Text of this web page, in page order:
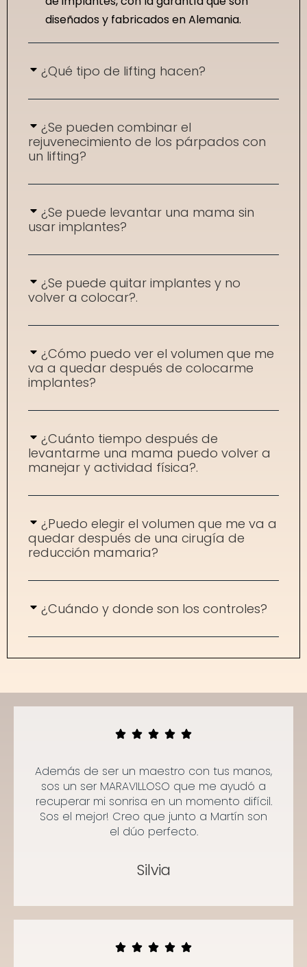
diseñados y fabricados en Alemania.
¿Qué tipo de lifting hacen?
¿Se pueden combinar el
rejuvenecimiento de los párpados con
un lifting?
¿Se puede levantar una mama sin
usar implantes?
¿Se puede quitar implantes y no
volver a colocar?.
¿Cómo puedo ver el volumen que me
va a quedar después de colocarme
implantes?
¿Cuánto tiempo después de
levantarme una mama puedo volver a
manejar y actividad física?.
¿Puedo elegir el volumen que me va a
quedar después de una cirugía de
reducción mamaria?
¿Cuándo y donde son los controles?
Además de ser un maestro con tus manos,
sos un ser MARAVILLOSO que me ayudó a
recuperar mi sonrisa en un momento difícil.
Sos el mejor! Creo que junto a Martín son
el dúo perfecto.
Silvia